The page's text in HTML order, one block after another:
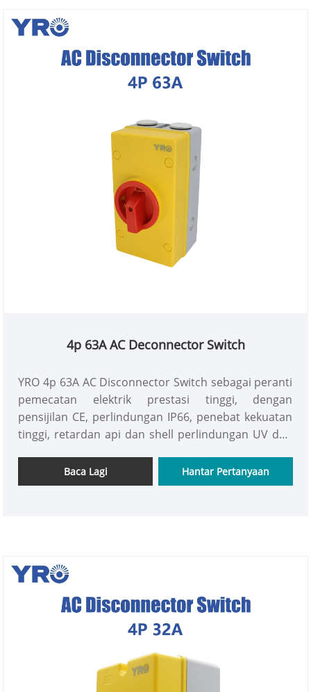
4p 63A AC Deconnector Switch
YRO 4p 63A AC Disconnector Switch sebagai peranti
pemecatan elektrik prestasi tinggi, dengan
pensijilan CE, perlindungan IP66, penebat kekuatan
tinggi, retardan api dan shell perlindungan UV dan
kompleks kawalan elektrik dan prestasi jaminan
keselamatan.
Baca Lagi Hantar Pertanyaan